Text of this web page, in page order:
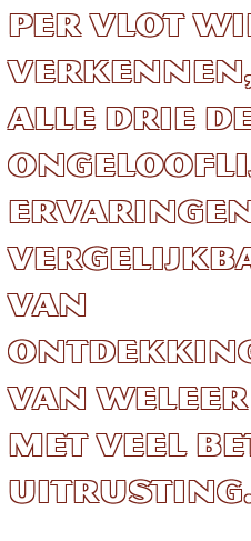
per vlot
alle drie
van
van weleer
met veel